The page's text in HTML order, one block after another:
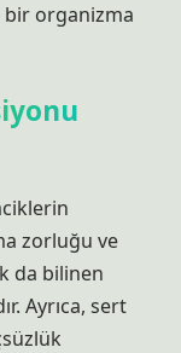
bir organizma
zorluğu ve
da bilinen
Ayrıca, sert